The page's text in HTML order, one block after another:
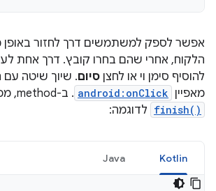
אפשר לספק למשתמשים דרך לחזור באופן
הלקוח, אחרי שהם בחרו קובץ. דרך אחת
להוסיף סימן וי או לחצן סיום. שיוך שיטה
מאפיין android:onClick . ב-method, מפעילים
finish() לדוגמה:
Kotlin
Java